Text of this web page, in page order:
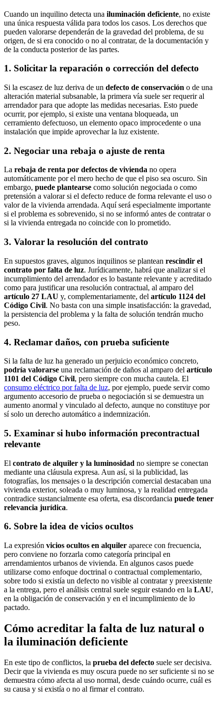
Cuando un inquilino detecta una iluminación deficiente, no existe
una única respuesta válida para todos los casos. Los derechos que
pueden valorarse dependerán de la gravedad del problema, de su
origen, de si era conocido o no al contratar, de la documentación y
de la conducta posterior de las partes.
1. Solicitar la reparación o corrección del defecto
Si la escasez de luz deriva de un defecto de conservación o de una
alteración material subsanable, la primera vía suele ser requerir al
arrendador para que adopte las medidas necesarias. Esto puede
ocurrir, por ejemplo, si existe una ventana bloqueada, un
cerramiento defectuoso, un elemento opaco improcedente o una
instalación que impide aprovechar la luz existente.
2. Negociar una rebaja o ajuste de renta
La rebaja de renta por defectos de vivienda no opera
automáticamente por el mero hecho de que el piso sea oscuro. Sin
embargo, puede plantearse como solución negociada o como
pretensión a valorar si el defecto reduce de forma relevante el uso o
valor de la vivienda arrendada. Aquí será especialmente importante
si el problema es sobrevenido, si no se informó antes de contratar o
si la vivienda entregada no coincide con lo prometido.
3. Valorar la resolución del contrato
En supuestos graves, algunos inquilinos se plantean rescindir el
contrato por falta de luz. Jurídicamente, habrá que analizar si el
incumplimiento del arrendador es lo bastante relevante y acreditado
como para justificar una resolución contractual, al amparo del
artículo 27 LAU y, complementariamente, del artículo 1124 del
Código Civil. No basta con una simple insatisfacción: la gravedad,
la persistencia del problema y la falta de solución tendrán mucho
peso.
4. Reclamar daños, con prueba suficiente
Si la falta de luz ha generado un perjuicio económico concreto,
podría valorarse una reclamación de daños al amparo del artículo
1101 del Código Civil, pero siempre con mucha cautela. El
consumo eléctrico por falta de luz, por ejemplo, puede servir como
argumento accesorio de prueba o negociación si se demuestra un
aumento anormal y vinculado al defecto, aunque no constituye por
sí solo un derecho automático a indemnización.
5. Examinar si hubo información precontractual
relevante
El contrato de alquiler y la luminosidad no siempre se conectan
mediante una cláusula expresa. Aun así, si la publicidad, las
fotografías, los mensajes o la descripción comercial destacaban una
vivienda exterior, soleada o muy luminosa, y la realidad entregada
contradice sustancialmente esa oferta, esa discordancia puede tener
relevancia jurídica.
6. Sobre la idea de vicios ocultos
La expresión vicios ocultos en alquiler aparece con frecuencia,
pero conviene no forzarla como categoría principal en
arrendamientos urbanos de vivienda. En algunos casos puede
utilizarse como enfoque doctrinal o contractual complementario,
sobre todo si existía un defecto no visible al contratar y preexistente
a la entrega, pero el análisis central suele seguir estando en la LAU,
en la obligación de conservación y en el incumplimiento de lo
pactado.
Cómo acreditar la falta de luz natural o
la iluminación deficiente
En este tipo de conflictos, la prueba del defecto suele ser decisiva.
Decir que la vivienda es muy oscura puede no ser suficiente si no se
demuestra cómo afecta al uso normal, desde cuándo ocurre, cuál es
su causa y si existía o no al firmar el contrato.